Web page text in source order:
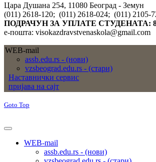
Цара Душана 254, 11080 Београд - Земун
(011) 2618-120; (011) 2618-024; (011) 2105-
ПОДРАЧУН ЗА УПЛАТЕ СТУДЕНАТА:
е-пошта: visokazdravstvenaskola@gmail.com
WEB-mail
assb.edu.rs - (нови)
vzsbeograd.edu.rs - (стари)
Наставнички сервис
пријава на сајт
Goto Top
WEB-mail
assb.edu.rs - (нови)